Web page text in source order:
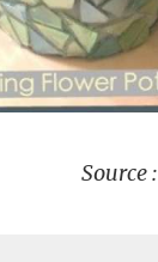
Source :